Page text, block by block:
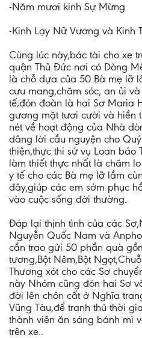
-Năm mươi kinh Sự Mừng
-Kinh Lạy Nữ Vương và Kinh
Cùng lúc này,bác tài cho xe
quận Thủ Đức nơi có Dòng
là chỗ dựa của 50 Bà mẹ lỡ
cưu mang,chăm sóc, an ủi
tế;đón đoàn là hai Sơ Maria
gương mặt tươi cười và hiền
nét về hoạt động của Nhà
dâng lời cầu nguyện cho
thiện,thực thi sứ vụ Loan
làm thiết thực nhất là chăm
y tế cho các Bà mẹ lỡ lầm
đây,giúp các em sớm phục
vào cuộc sống đời thường.
Đáp lại thịnh tình của các
Nguyễn Quốc Nam và
cần trao gửi 50 phần quà
tương,Bột Nêm,Bột
Thương xót cho các Sơ
này Nhóm cũng đón hai Sơ
đời lên chôn cất ở Nghĩa
Vũng Tàu,để tranh thủ thời
thành viên ăn sáng bánh mì
trên xe..